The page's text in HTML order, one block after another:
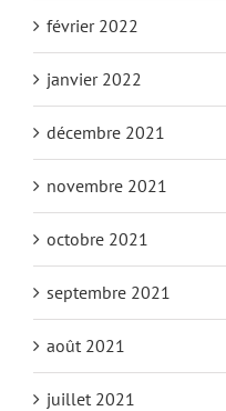
février 2022
janvier 2022
décembre 2021
novembre 2021
octobre 2021
septembre 2021
août 2021
juillet 2021